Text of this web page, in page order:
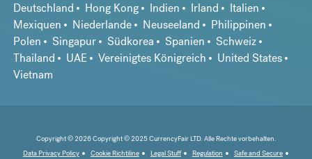
Deutschland
Hong Kong Indien Irland
Italien
Mexiquen
Niederlande Neuseeland
Philippinen
Polen
Singapur Südkorea Spanien
Schweiz
Thailand
UAE Vereinigtes Königreich
United States
Vietnam
Copyright © 2026 Copyright © 2025 CurrencyFair LTD. Alle Rechte vorbehalten.
Data Privacy Policy
Cookie Richtiline Legal Stuff Regulation
Safe and Secure